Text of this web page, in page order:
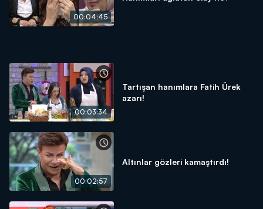
00:04:45
00:03:34
Tartışan hanımlara Fatih Ürek
azarı!
00:02:57
Altınlar gözleri kamaştırdı!